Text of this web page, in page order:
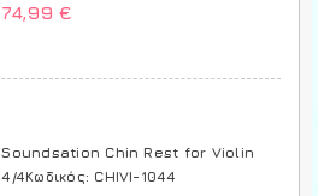
74,99 €
Soundsation Chin Rest for Violin
4/4Κωδικός: CHIVI-1044